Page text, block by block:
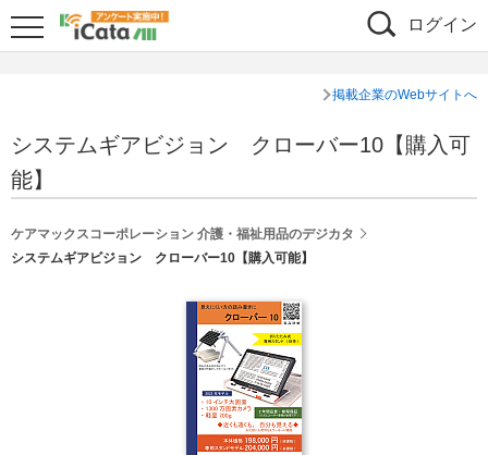
ログイン
掲載企業のWebサイトへ
システムギアビジョン クローバー10【購入可
能】
ケアマックスコーポレーション 介護・福祉用品のデジカタ
システムギアビジョン クローバー10【購入可能】